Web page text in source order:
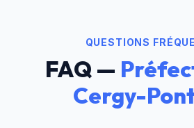
QUESTIONS
FAQ —
Cergy-